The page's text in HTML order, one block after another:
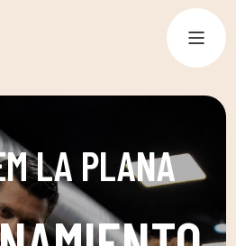
LA PLANA